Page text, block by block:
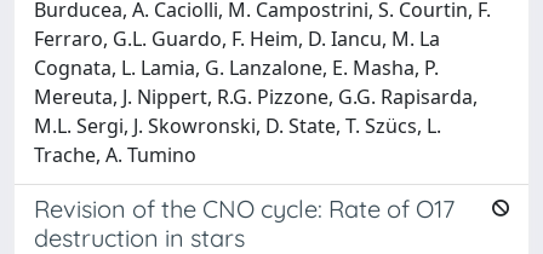
Burducea, A. Caciolli, M. Campostrini, S. Courtin, F.
Ferraro, G.L. Guardo, F. Heim, D. Iancu, M. La
Cognata, L. Lamia, G. Lanzalone, E. Masha, P.
Mereuta, J. Nippert, R.G. Pizzone, G.G. Rapisarda,
M.L. Sergi, J. Skowronski, D. State, T. Szücs, L.
Trache, A. Tumino
Revision of the CNO cycle: Rate of O17
destruction in stars